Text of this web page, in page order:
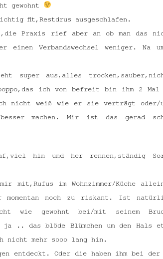
gewohnt
fit,Restdrus ausgeschlafen.
Praxis rief aber an ob man das
einen Verbandswechsel weniger. Na
super aus,alles
ich von befreit bin ihm 2 Mal
ich nicht weiß wie er sie verträgt oder/
machen. Mir ist das gerad
hin und her rennen,ständig
mit,Rufus im Wohnzimmer/Küche
momentan noch zu riskant. Ist
wie gewohnt bei/mit seinem
.. das blöde Blümchen um den Hals
nicht mehr sooo lang hin.
entdeckt. Oder die haben ihm bei der